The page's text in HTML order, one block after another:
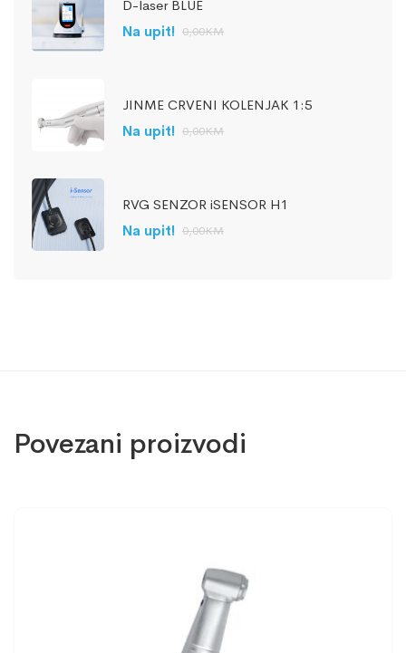
D-laser BLUE
Na upit! 0,00KM
JINME CRVENI KOLENJAK 1:5
Na upit! 0,00KM
RVG SENZOR iSENSOR H1
Na upit! 0,00KM
Povezani proizvodi